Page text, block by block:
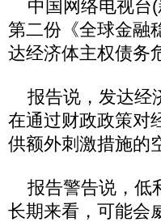
中国网络电视台(
第二份《全球金融
达经济体主权债务
报告说，发达经
在通过财政政策对
供额外刺激措施的
报告警告说，低
长期来看，可能会